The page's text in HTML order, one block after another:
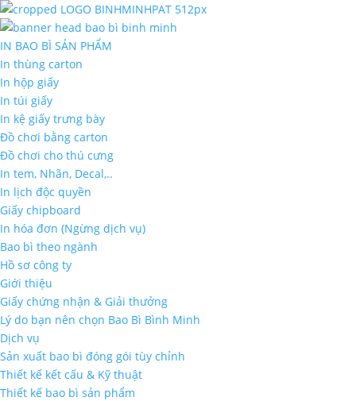
IN BAO BÌ SẢN PHẨM
In thùng carton
In hộp giấy
In túi giấy
In kệ giấy trưng bày
Đồ chơi bằng carton
Đồ chơi cho thú cưng
In tem, Nhãn, Decal,..
In lịch độc quyền
Giấy chipboard
In hóa đơn (Ngừng dịch vụ)
Bao bì theo ngành
Hồ sơ công ty
Giới thiệu
Giấy chứng nhận & Giải thưởng
Lý do bạn nên chọn Bao Bì Bình Minh
Dịch vụ
Sản xuất bao bì đóng gói tùy chỉnh
Thiết kế kết cấu & Kỹ thuật
Thiết kế bao bì sản phẩm